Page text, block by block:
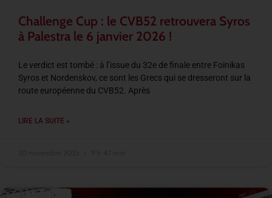
Challenge Cup : le CVB52 retrouvera Syros
à Palestra le 6 janvier 2026 !
Le verdict est tombé : à l’issue du 32e de finale entre Foinikas
Syros et Nordenskov, ce sont les Grecs qui se dresseront sur la
route européenne du CVB52. Après
LIRE LA SUITE »